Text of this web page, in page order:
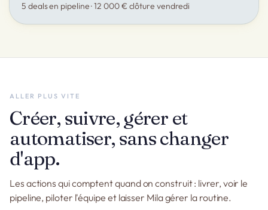
5 deals en pipeline · 12 000 € clôture vendredi
ALLER PLUS VITE
Créer, suivre, gérer et
automatiser, sans changer
d'app.
Les actions qui comptent quand on construit : livrer, voir le
pipeline, piloter l'équipe et laisser Mila gérer la routine.